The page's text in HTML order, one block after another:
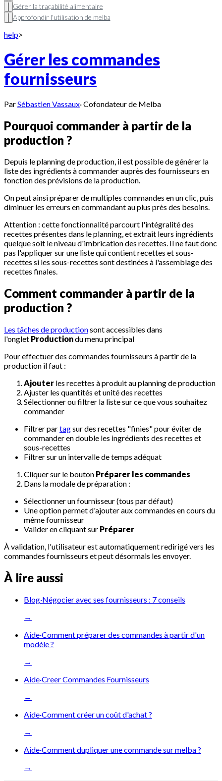
Gérer la traçabilité alimentaire
Approfondir l'utilisation de melba
help>
Gérer les commandes
fournisseurs
ParSébastien Vassaux·Cofondateur de Melba
Pourquoi commander à partir de la
production ?
Depuis le planning de production, il est possible de générer la
liste des ingrédients à commander auprès des fournisseurs en
fonction des prévisions de la production.
On peut ainsi préparer de multiples commandes en un clic, puis
diminuer les erreurs en commandant au plus près des besoins.
Attention : cette fonctionnalité parcourt l'intégralité des
recettes présentes dans le planning, et extrait leurs ingrédients
quelque soit le niveau d'imbrication des recettes. Il ne faut donc
pas l'appliquer sur une liste qui contient recettes et sous-
recettes si les sous-recettes sont destinées à l'assemblage des
recettes finales.
Comment commander à partir de la
production ?
Les tâches de productionsont accessibles dans
l'onglet Productiondu menu principal
Pour effectuer des commandes fournisseurs à partir de la
production il faut :
Ajouter les recettes à produit au planning de production
Ajuster les quantités et unité des recettes
Sélectionner ou filtrer la liste sur ce que vous souhaitez
commander
Filtrer partagsur des recettes "finies" pour éviter de
commander en double les ingrédients des recettes et
sous-recettes
Filtrer sur un intervalle de temps adéquat
Cliquer sur le bouton Préparer les commandes
Dans la modale de préparation :
Sélectionner un fournisseur (tous par défaut)
Une option permet d'ajouter aux commandes en cours du
même fournisseur
Valider en cliquant sur Préparer
À validation, l'utilisateur est automatiquement redirigé vers les
commandes fournisseurs et peut désormais les envoyer.
À lire aussi
Blog·Négocier avec ses fournisseurs : 7 conseils
→
Aide·Comment préparer des commandes à partir d'un
modèle ?
→
Aide·Creer Commandes Fournisseurs
→
Aide·Comment créer un coût d'achat ?
→
Aide·Comment dupliquer une commande sur melba ?
→